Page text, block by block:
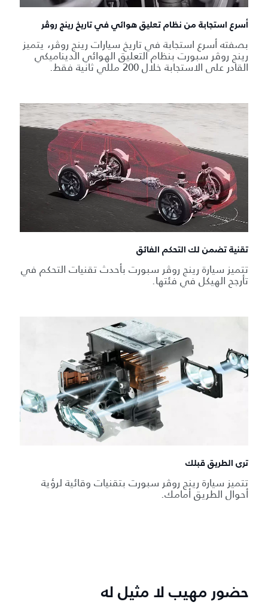
أسرع استجابة من نظام تعليق هوائي في تاريخ رينج روڤر
بصفته أسرع استجابة في تاريخ سيارات رينج روڤر، يتميز
رينج روڤر سبورت بنظام التعليق الهوائي الديناميكي
القادر على الاستجابة خلال 200 مللي ثانية فقط.
تقنية تضمن لك التحكم الفائق
تتميز سيارة رينج روڤر سبورت بأحدث تقنيات التحكم في
تأرجح الهيكل في فئتها.
ترى الطريق قبلك
تتميز سيارة رينج روڤر سبورت بتقنيات وقائية لرؤية
أحوال الطريق أمامك.
حضور مهيب لا مثيل له